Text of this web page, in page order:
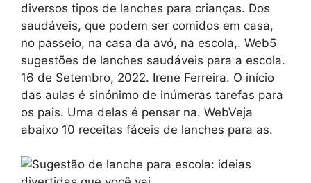
diversos tipos de lanches para crianças. Dos
saudáveis, que podem ser comidos em casa,
no passeio, na casa da avó, na escola,. Web5
sugestões de lanches saudáveis para a escola.
16 de Setembro, 2022. Irene Ferreira. O início
das aulas é sinónimo de inúmeras tarefas para
os pais. Uma delas é pensar na. WebVeja
abaixo 10 receitas fáceis de lanches para as.